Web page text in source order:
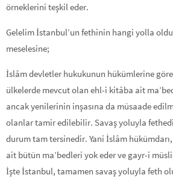
örneklerini teşkil eder.
Gelelim İstanbul’un fethinin hangi yolla
meselesine;
İslâm devletler hukukunun hükümlerine
ülkelerde mevcut olan ehl-i kitâba ait
ancak yenilerinin inşasına da müsaa­de
olanlar tamir edilebilir. Savaş yoluyla
durum tam tersinedir. Yani İslâm
ait bütün ma’bedleri yok eder ve gayr-i
İşte İstanbul, tamamen savaş yoluyla feth